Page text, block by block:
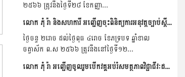
២៥៦៦ ត្រូវនឹងថៃ្ងទី២៨ ខែកញ្ញា...
លោក ភុំ រ៉ា និងសហការី អញ្ជើញចុះពិនិត្យការអនុវត្តច្បាប់ស្តីពីការគ្រប់គ្រងថ្នាំកសិកម្ម និងជីកសិកម្ម នៅខេត្តប៉ៃលិន និងខេត្តបាត់ដំបង ។
ថ្ងៃចន្ទ ២រោច​ ដល់ថ្ងៃពុធ ៤រោច ខែភទ្របទ ឆ្នាំខាល
ចត្វាស័ក ព.ស ២៥៦៦ ត្រូវនឹងនៅថ្ងៃទី១២...
លោក ភុំ រ៉ា អញ្ជើញចូលរួមបើកវគ្គអប់រំសមត្ថភាពវិជ្ជាជីវៈដល់អាជីវករ ដេប៉ូលក់ដុំ.លក់រាយ ថ្នាំកសិកម្ម និងជីកសិកម្មនៅមន្ទីរកសិកម្ម រុក្ខាប្រមាញ់និងនេសាទខេត្តព្រះវិហារ...